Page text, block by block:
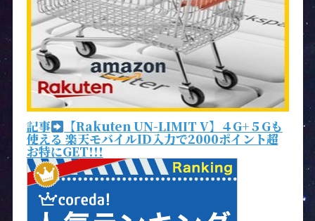
記事 【Rakuten UN-LIMIT V】４G+５Gも
使える 楽天モバイルID入力で2000ポイント超
お特にGET!!!